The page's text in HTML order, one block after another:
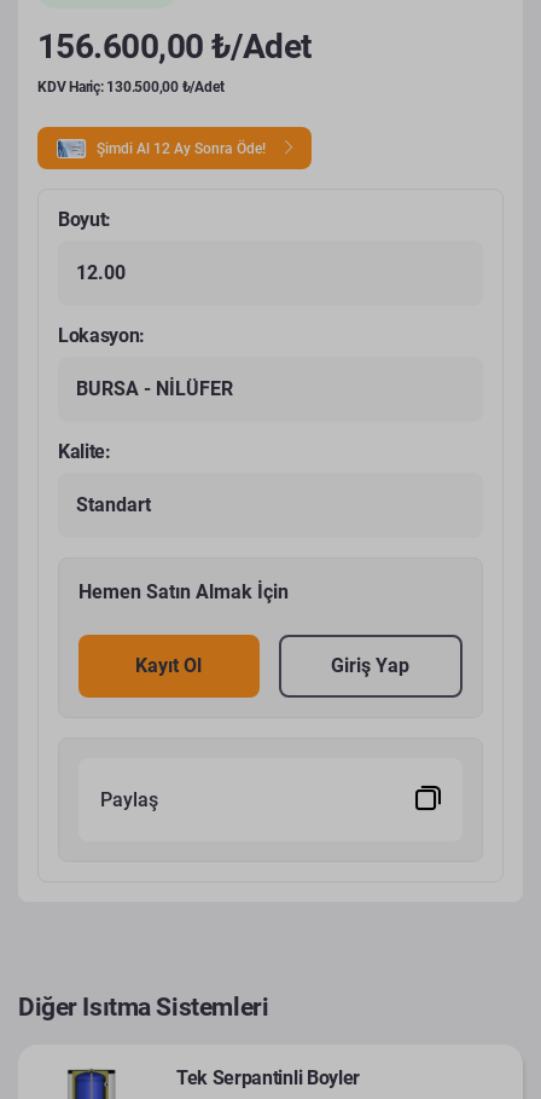
156.600,00 ₺/Adet
KDV Hariç: 130.500,00 ₺/Adet
Şimdi Al 12 Ay Sonra Öde!
Boyut:
12.00
Lokasyon:
BURSA - NİLÜFER
Kalite:
Standart
Hemen Satın Almak İçin
Kayıt Ol Giriş Yap
Paylaş
Diğer Isıtma Sistemleri
Tek Serpantinli Boyler